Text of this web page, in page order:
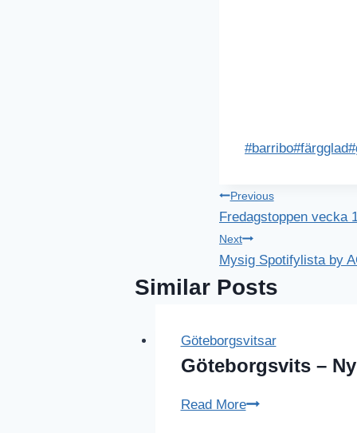
Post
#barribo#färgglad#
Previous
Fredagstoppen vecka
Next
Mysig Spotifylista by
Similar Posts
Göteborgsvitsar
Göteborgsvits –
Read MoreGöteborgsvits